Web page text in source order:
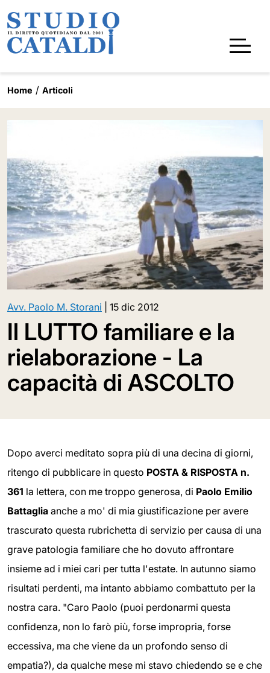
Home Articoli
Avv. Paolo M. Storani 15 dic 2012
Il LUTTO familiare e la
rielaborazione - La
capacità di ASCOLTO
Dopo averci meditato sopra più di una decina di giorni,
ritengo di pubblicare in questo POSTA & RISPOSTA n.
361 la lettera, con me troppo generosa, di Paolo Emilio
Battaglia anche a mo' di mia giustificazione per avere
trascurato questa rubrichetta di servizio per causa di una
grave patologia familiare che ho dovuto affrontare
insieme ad i miei cari per tutta l'estate. In autunno siamo
risultati perdenti, ma intanto abbiamo combattuto per la
nostra cara. "Caro Paolo (puoi perdonarmi questa
confidenza, non lo farò più, forse impropria, forse
eccessiva, ma che viene da un profondo senso di
empatia?), da qualche mese mi stavo chiedendo se e che